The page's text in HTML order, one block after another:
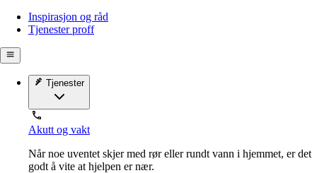
Inspirasjon og råd
Tjenester proff
Tjenester
Akutt og vakt
Når noe uventet skjer med rør eller rundt vann i hjemmet, er det
godt å vite at hjelpen er nær.